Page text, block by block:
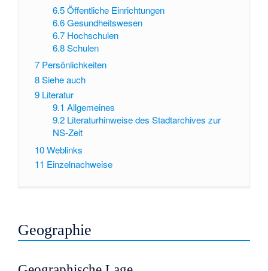
6.5 Öffentliche Einrichtungen
6.6 Gesundheitswesen
6.7 Hochschulen
6.8 Schulen
7 Persönlichkeiten
8Siehe auch
9 Literatur
9.1 Allgemeines
9.2 Literaturhinweise des Stadtarchives zur
NS-Zeit
10Weblinks
11 Einzelnachweise
Geographie